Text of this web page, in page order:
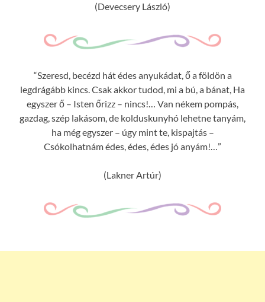
(Devecsery László)
“Szeresd, becézd hát édes anyukádat, ő a földön a
legdrágább kincs. Csak akkor tudod, mi a bú, a bánat, Ha
egyszer ő – Isten őrizz – nincs!… Van nékem pompás,
gazdag, szép lakásom, de kolduskunyhó lehetne tanyám,
ha még egyszer – úgy mint te, kispajtás –
Csókolhatnám édes, édes, édes jó anyám!…”
(Lakner Artúr)